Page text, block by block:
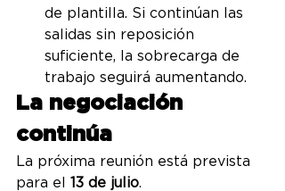
de plantilla. Si continúan las
salidas sin reposición
suficiente, la sobrecarga de
trabajo seguirá aumentando.
La negociación
continúa
La próxima reunión está prevista
para el 13 de julio.